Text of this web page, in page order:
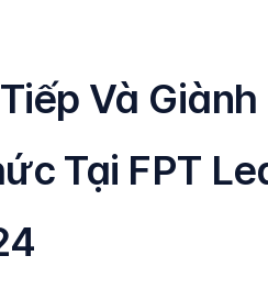
Và
Tại FPT